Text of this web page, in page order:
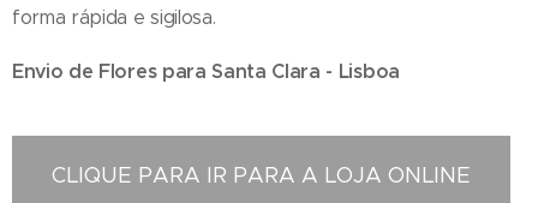
forma rápida e sigilosa.
Envio de Flores para Santa Clara - Lisboa
CLIQUE PARA IR PARA A LOJA ONLINE